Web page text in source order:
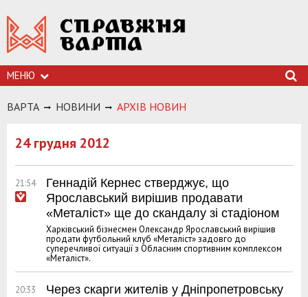
МЕНЮ
ВАРТА НОВИНИ АРХIВ НОВИН
24 грудня 2012
21:54
Геннадій Кернес стверджує, що
Ярославський вирішив продавати
«Металіст» ще до скандалу зі стадіоном
Харківський бізнесмен Олександр Ярославський вирішив
продати футбольний клуб «Металіст» задовго до
суперечливої ситуації з Обласним спортивним комплексом
«Металіст».
20:33
Через скарги жителів у Дніпропетровську